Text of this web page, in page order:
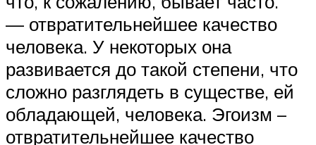
— отвратительнейшее качество
человека. У некоторых она
развивается до такой степени, что
сложно разглядеть в существе, ей
обладающей, человека. Эгоизм –
отвратительнейшее качество